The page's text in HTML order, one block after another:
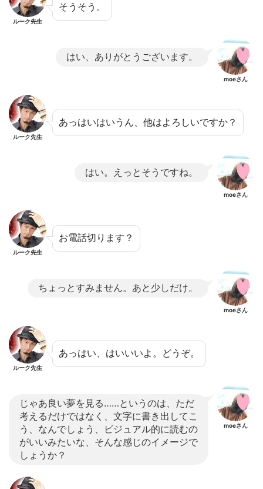
ルーク先生
そうそう。
はい、ありがとうございます。
moeさん
ルーク先生
あっはいはいうん、他はよろしいですか？
はい。えっとそうですね。
moeさん
ルーク先生
お電話切ります？
ちょっとすみません。あと少しだけ。
moeさん
ルーク先生
あっはい、はいいいよ。どうぞ。
じゃあ良い夢を見る……というのは、ただ
考えるだけではなく、文字に書き出してこ
う、なんでしょう、ビジュアル的に読むの
がいいみたいな、そんな感じのイメージで
しょうか？
moeさん